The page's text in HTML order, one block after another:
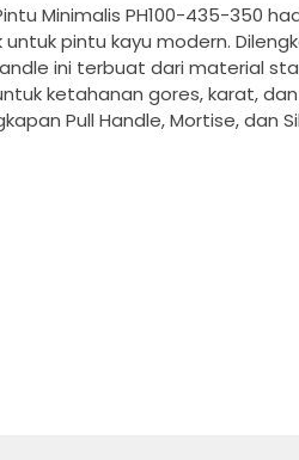
Minimalis PH100-435-350
pintu kayu modern.
ini terbuat dari material
ketahanan gores, karat,
Pull Handle, Mortise, dan